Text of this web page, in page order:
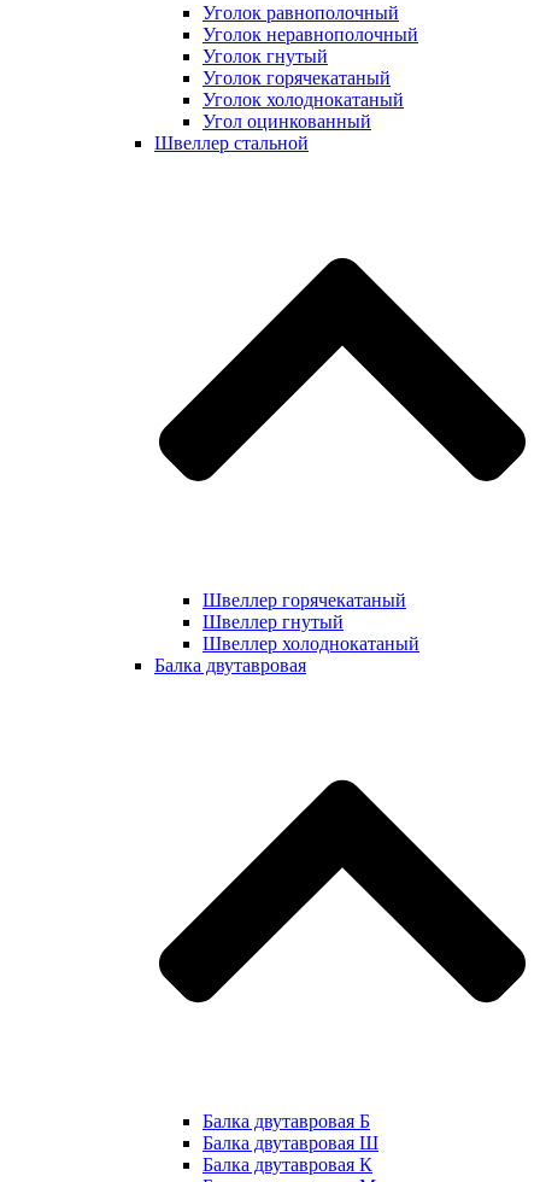
Уголок равнополочный
Уголок неравнополочный
Уголок гнутый
Уголок горячекатаный
Уголок холоднокатаный
Угол оцинкованный
Швеллер стальной
Швеллер горячекатаный
Швеллер гнутый
Швеллер холоднокатаный
Балка двутавровая
Балка двутавровая Б
Балка двутавровая Ш
Балка двутавровая К